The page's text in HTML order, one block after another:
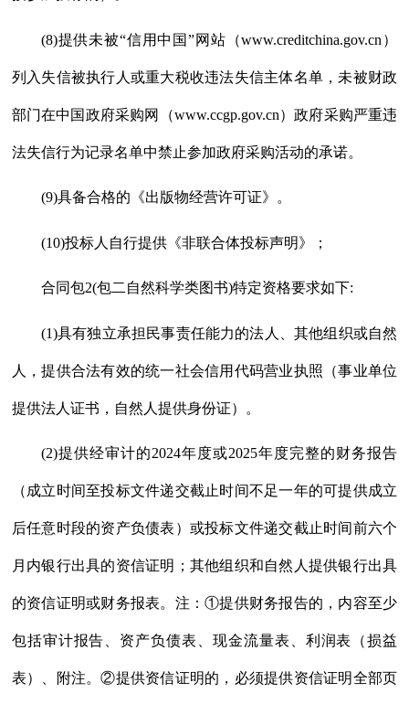
(8)提供未被“信用中国”网站（www.creditchina.gov.cn）
列入失信被执行人或重大税收违法失信主体名单，未被财政
部门在中国政府采购网（www.ccgp.gov.cn）政府采购严重违
法失信行为记录名单中禁止参加政府采购活动的承诺。
(9)具备合格的《出版物经营许可证》。
(10)投标人自行提供《非联合体投标声明》；
合同包2(包二自然科学类图书)特定资格要求如下:
(1)具有独立承担民事责任能力的法人、其他组织或自然
人，提供合法有效的统一社会信用代码营业执照（事业单位
提供法人证书，自然人提供身份证）。
(2)提供经审计的2024年度或2025年度完整的财务报告
（成立时间至投标文件递交截止时间不足一年的可提供成立
后任意时段的资产负债表）或投标文件递交截止时间前六个
月内银行出具的资信证明；其他组织和自然人提供银行出具
的资信证明或财务报表。注：①提供财务报告的，内容至少
包括审计报告、资产负债表、现金流量表、利润表（损益
表）、附注。②提供资信证明的，必须提供资信证明全部页